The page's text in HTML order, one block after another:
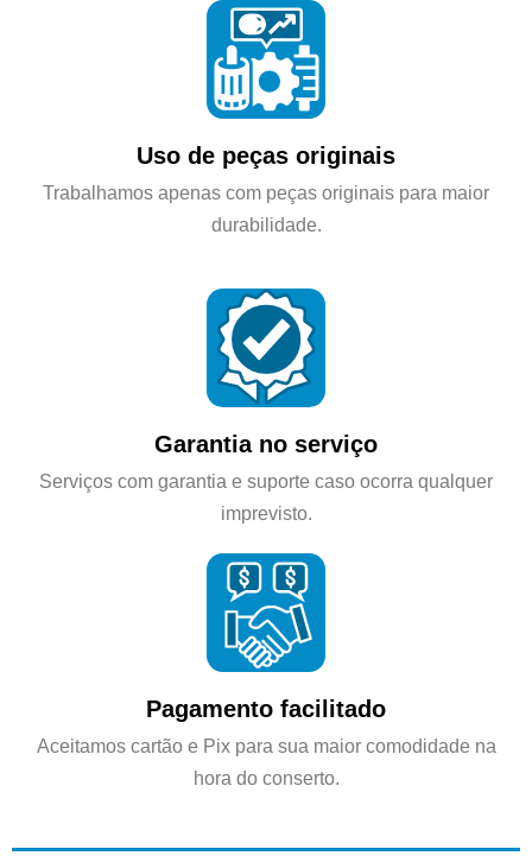
Uso de peças originais
Trabalhamos apenas com peças originais para maior
durabilidade.
Garantia no serviço
Serviços com garantia e suporte caso ocorra qualquer
imprevisto.
Pagamento facilitado
Aceitamos cartão e Pix para sua maior comodidade na
hora do conserto.